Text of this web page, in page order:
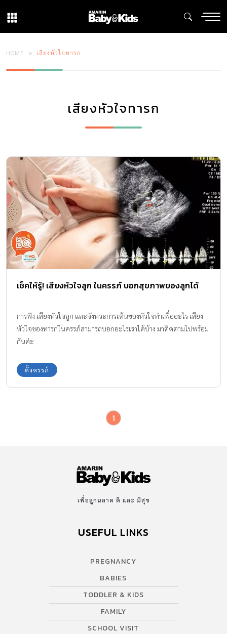
HOME เสียงหัวใจทารก
เสียงหัวใจทารก
เช็คให้รู้! เสียงหัวใจลูก ในครรภ์ บอกสุขภาพของลูกได้
การฟัง เสียงหัวใจลูก และจังหวะการเต้นของหัวใจทำเพื่ออะไร เสียง
หัวใจของทารกในครรภ์สามารถบอกอะไรเราได้บ้าง มาติดตามไปพร้อม
กันค่ะ
ตั้งครรภ์
1
เพื่อลูกฉลาด ดี และ มีสุข
USEFUL LINKS
PREGNANCY
BABIES
TODDLER & KIDS
FAMILY
SCHOOL VISIT